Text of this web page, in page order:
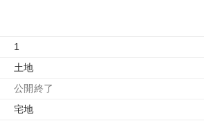
1
土地
公開終了
宅地